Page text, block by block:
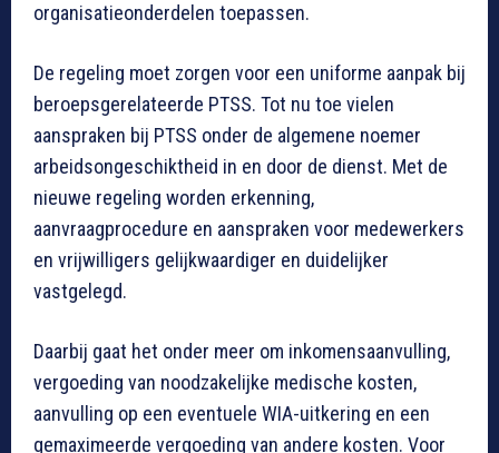
organisatieonderdelen toepassen.
De regeling moet zorgen voor een uniforme aanpak bij
beroepsgerelateerde PTSS. Tot nu toe vielen
aanspraken bij PTSS onder de algemene noemer
arbeidsongeschiktheid in en door de dienst. Met de
nieuwe regeling worden erkenning,
aanvraagprocedure en aanspraken voor medewerkers
en vrijwilligers gelijkwaardiger en duidelijker
vastgelegd.
Daarbij gaat het onder meer om inkomensaanvulling,
vergoeding van noodzakelijke medische kosten,
aanvulling op een eventuele WIA-uitkering en een
gemaximeerde vergoeding van andere kosten. Voor